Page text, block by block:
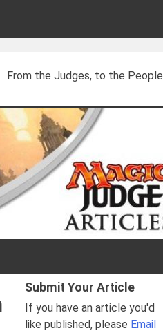
From the Judges, to the People
Submit Your Article
If you have an article you'd
like published, please Email